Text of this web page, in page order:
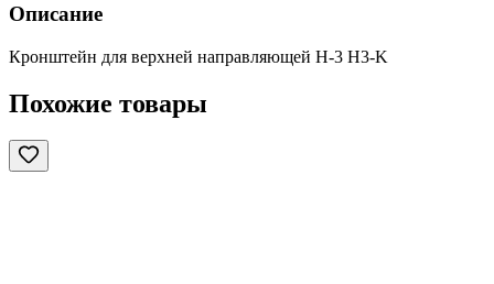
Описание
Кронштейн для верхней направляющей H-3 H3-K
Похожие товары